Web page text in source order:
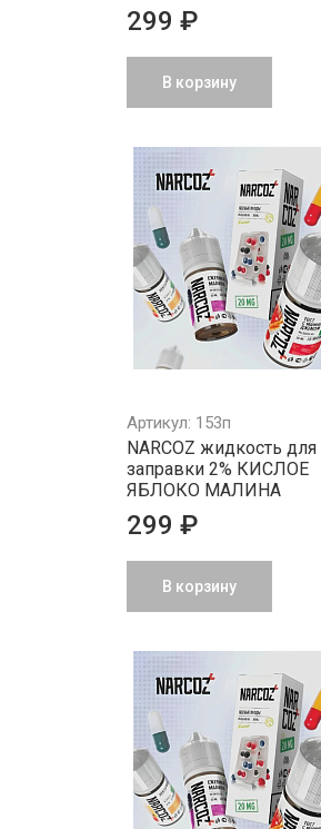
299 ₽
В корзину
Артикул: 153п
NARCOZ жидкость для
заправки 2% КИСЛОЕ
ЯБЛОКО МАЛИНА
299 ₽
В корзину